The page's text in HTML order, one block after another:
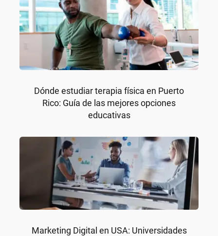
Dónde estudiar terapia física en Puerto
Rico: Guía de las mejores opciones
educativas
Marketing Digital en USA: Universidades